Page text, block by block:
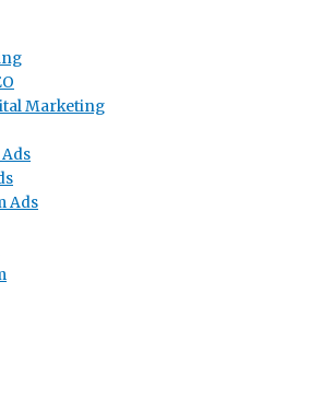
Marketing
Ads